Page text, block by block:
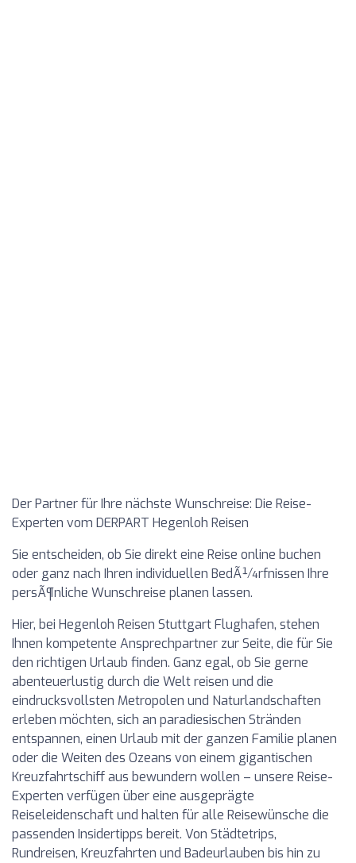
Der Partner für Ihre nächste Wunschreise: Die Reise-
Experten vom DERPART Hegenloh Reisen
Sie entscheiden, ob Sie direkt eine Reise online buchen
oder ganz nach Ihren individuellen BedÃ¼rfnissen Ihre
persÃ¶nliche Wunschreise planen lassen.
Hier, bei Hegenloh Reisen Stuttgart Flughafen, stehen
Ihnen kompetente Ansprechpartner zur Seite, die für Sie
den richtigen Urlaub finden. Ganz egal, ob Sie gerne
abenteuerlustig durch die Welt reisen und die
eindrucksvollsten Metropolen und Naturlandschaften
erleben möchten, sich an paradiesischen Stränden
entspannen, einen Urlaub mit der ganzen Familie planen
oder die Weiten des Ozeans von einem gigantischen
Kreuzfahrtschiff aus bewundern wollen – unsere Reise-
Experten verfügen über eine ausgeprägte
Reiseleidenschaft und halten für alle Reisewünsche die
passenden Insidertipps bereit. Von Städtetrips,
Rundreisen, Kreuzfahrten und Badeurlauben bis hin zu